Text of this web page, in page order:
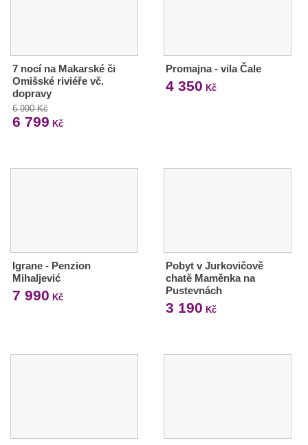
7 nocí na Makarské či
Omišské riviéře vč.
dopravy
6 990 Kč
6 799 Kč
Promajna - vila Čale
4 350 Kč
Igrane - Penzion
Mihaljević
7 990 Kč
Pobyt v Jurkovičově
chatě Maměnka na
Pustevnách
3 190 Kč